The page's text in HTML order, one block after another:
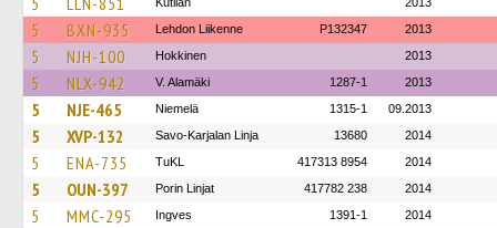
5 BXN-935 Lehdon Liikenne P132347 2013
5 NJH-100 Hokkinen 2013
5 NLX-942 V. Alamäki 1287-1 2013
5 NJE-465 Niemelä 1315-1 09.2013
5 XVP-132 Savo-Karjalan Linja 13680 2014
5 ENA-735 TuKL 417313 8954 2014
5 OUN-397 Porin Linjat 417782 238 2014
5 MMC-295 Ingves 1391-1 2014